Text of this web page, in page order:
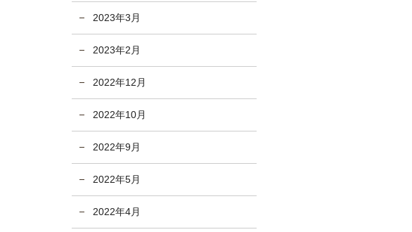
2023年3月
2023年2月
2022年12月
2022年10月
2022年9月
2022年5月
2022年4月